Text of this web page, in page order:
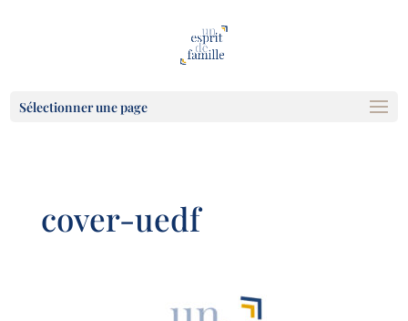
Sélectionner une page
cover-uedf